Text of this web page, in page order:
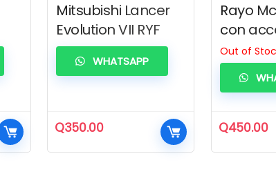
Mitsubishi Lancer
Evolution VII RYF
Q350.00
WHATSAPP
Rayo
con
Out of
Q450.00